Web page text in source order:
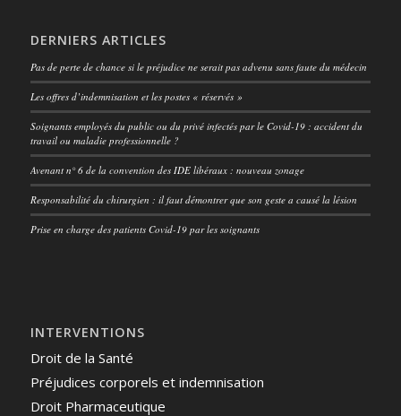
DERNIERS ARTICLES
Pas de perte de chance si le préjudice ne serait pas advenu sans faute du médecin
Les offres d’indemnisation et les postes « réservés »
Soignants employés du public ou du privé infectés par le Covid-19 : accident du
travail ou maladie professionnelle ?
Avenant n° 6 de la convention des IDE libéraux : nouveau zonage
Responsabilité du chirurgien : il faut démontrer que son geste a causé la lésion
Prise en charge des patients Covid-19 par les soignants
INTERVENTIONS
Droit de la Santé
Préjudices corporels et indemnisation
Droit Pharmaceutique